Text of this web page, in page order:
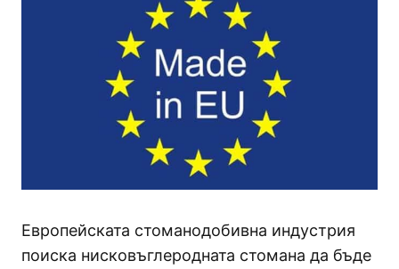
Европейската стоманодобивна индустрия
поиска нисковъглеродната стомана да бъде